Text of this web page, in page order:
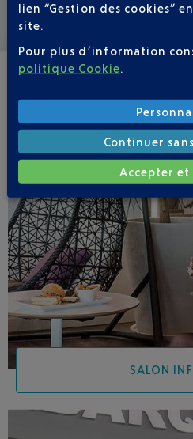
RÉSERVATION DE
SALON
lien “Gestion des cookies”
site.
Pour plus d’information
politique Cookie.
Continuer
Accepter et